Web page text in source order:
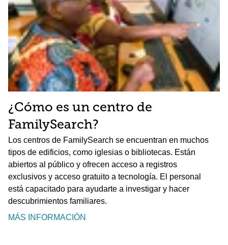
¿Cómo es un centro de
FamilySearch?
Los centros de FamilySearch se encuentran en muchos
tipos de edificios, como iglesias o bibliotecas. Están
abiertos al público y ofrecen acceso a registros
exclusivos y acceso gratuito a tecnología. El personal
está capacitado para ayudarte a investigar y hacer
descubrimientos familiares.
MÁS INFORMACIÓN